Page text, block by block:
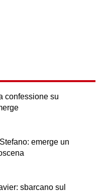
confessione su
emerge un
sbarcano sul